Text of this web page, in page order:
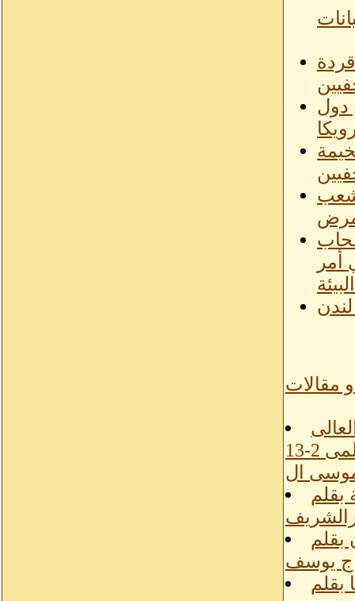
دول
أمر
و مقالات
إعداد أمانة التعليم العالى والبحث العلمى 2-13
ال
بقلم
بقلم
يوسف
بقلم